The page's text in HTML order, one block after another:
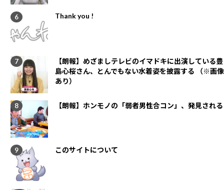
Thank you !
【朗報】めざましテレビのイマドキに出演している豊
島心桜さん、とんでもない水着姿を披露する （※画像
あり）
【朗報】ホンモノの「弱者男性合コン」、発見される
このサイトについて